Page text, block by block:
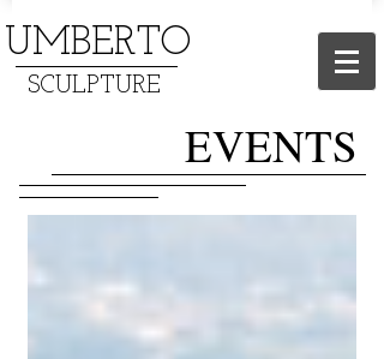
UMBERTO
SCULPTURE
EVENTS